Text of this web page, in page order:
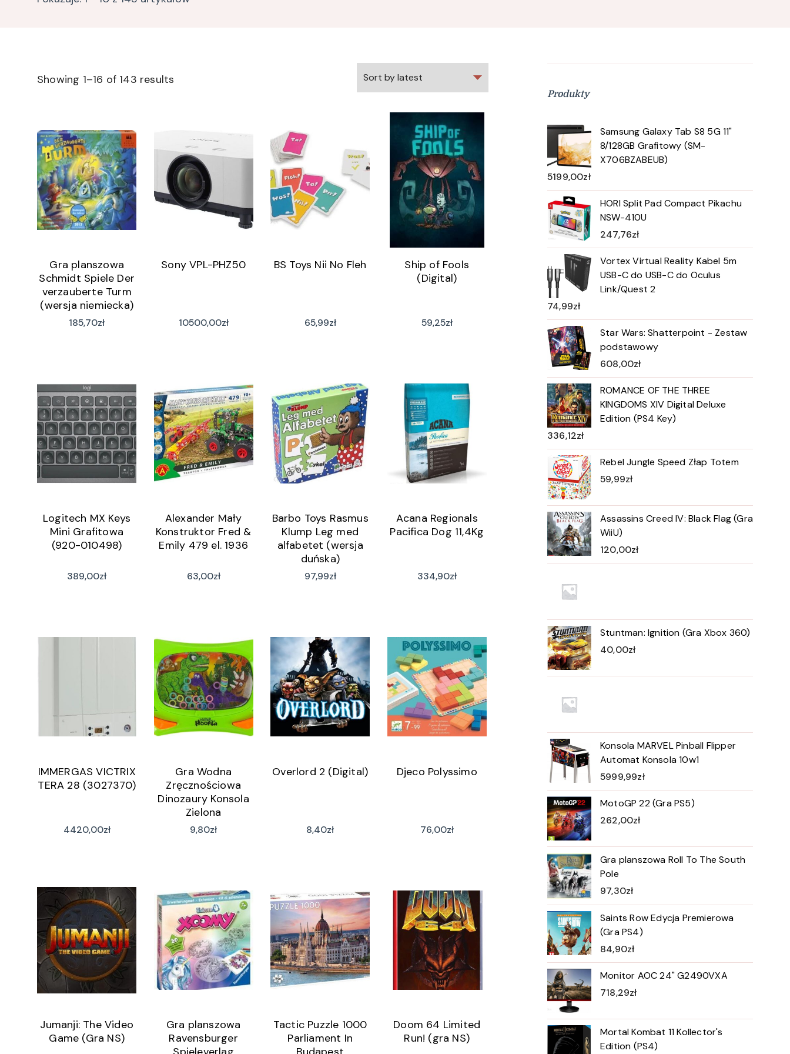
Showing 1–16 of 143 results
Gra planszowa
Schmidt Spiele Der
verzauberte Turm
(wersja niemiecka)
185,70zł
Sony VPL-PHZ50
10500,00zł
BS Toys Nii No Fleh
65,99zł
Ship of Fools
(Digital)
59,25zł
Logitech MX Keys
Mini Grafitowa
(920-010498)
389,00zł
Alexander Mały
Konstruktor Fred &
Emily 479 el. 1936
63,00zł
Barbo Toys Rasmus
Klump Leg med
alfabetet (wersja
duńska)
97,99zł
Acana Regionals
Pacifica Dog 11,4Kg
334,90zł
IMMERGAS VICTRIX
TERA 28 (3027370)
4420,00zł
Gra Wodna
Zręcznościowa
Dinozaury Konsola
Zielona
9,80zł
Overlord 2 (Digital)
8,40zł
Djeco Polyssimo
76,00zł
Jumanji: The Video
Game (Gra NS)
Gra planszowa
Ravensburger
Tactic Puzzle 1000
Parliament In
Doom 64 Limited
Run! (gra NS)
Produkty
Samsung Galaxy Tab S8 5G 11"
8/128GB Grafitowy (SM-
X706BZABEUB)
5199,00zł
HORI Split Pad Compact Pikachu
NSW-410U
247,76zł
Vortex Virtual Reality Kabel 5m
USB-C do USB-C do Oculus
Link/Quest 2
74,99zł
Star Wars: Shatterpoint - Zestaw
podstawowy
608,00zł
ROMANCE OF THE THREE
KINGDOMS XIV Digital Deluxe
Edition (PS4 Key)
336,12zł
Rebel Jungle Speed Złap Totem
59,99zł
Assassins Creed IV: Black Flag (Gra
WiiU)
120,00zł
Stuntman: Ignition (Gra Xbox 360)
40,00zł
Konsola MARVEL Pinball Flipper
Automat Konsola 10w1
5999,99zł
MotoGP 22 (Gra PS5)
262,00zł
Gra planszowa Roll To The South
Pole
97,30zł
Saints Row Edycja Premierowa
(Gra PS4)
84,90zł
Monitor AOC 24" G2490VXA
718,29zł
Mortal Kombat 11 Kollector's
Edition (PS4)